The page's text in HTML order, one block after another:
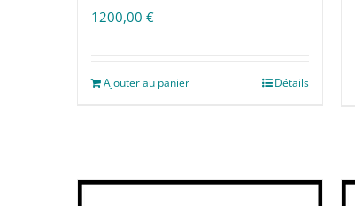
1200,00 €
Ajouter au panier Détails